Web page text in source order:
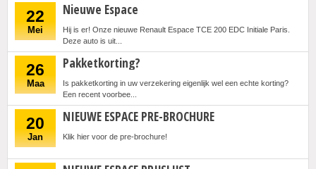
22
Mei
Nieuwe Espace
Hij is er! Onze nieuwe Renault Espace TCE 200 EDC Initiale Paris.
Deze auto is uit...
26
Maa
Pakketkorting?
Is pakketkorting in uw verzekering eigenlijk wel een echte korting?
Een recent voorbee...
20
Jan
NIEUWE ESPACE PRE-BROCHURE
Klik hier voor de pre-brochure!